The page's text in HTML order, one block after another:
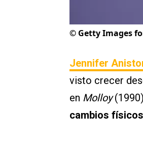
© Getty Images
Jennifer
visto crecer
en Molloy
cambios